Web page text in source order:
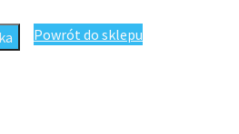
Fabia 2010-2015 Oryginał
Powrót do sklepu